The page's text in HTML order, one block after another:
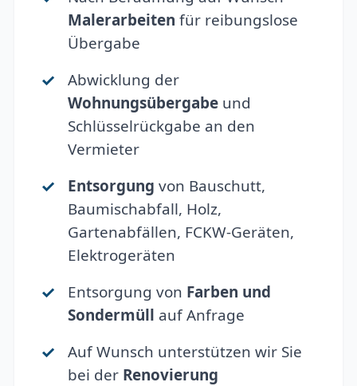
Malerarbeiten für reibungslose
Übergabe
Abwicklung der
Wohnungsübergabeund
Schlüsselrückgabe an den
Vermieter
Entsorgung von Bauschutt,
Baumischabfall, Holz,
Gartenabfällen, FCKW-Geräten,
Elektrogeräten
Entsorgung von Farben und
Sondermüll auf Anfrage
Auf Wunsch unterstützen wir Sie
bei der Renovierung